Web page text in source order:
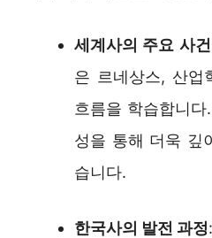
세계사의 주요 사건
은 르네상스, 산업
흐름을 학습합니
성을 통해 더욱 깊
습니다.
한국사의 발전 과정